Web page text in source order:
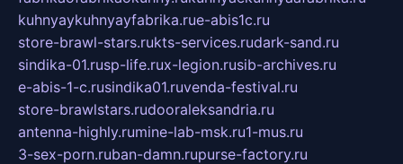
kuhnyaykuhnyayfabrika.rue-abis1c.ru
store-brawl-stars.rukts-services.rudark-sand.ru
sindika-01.rusp-life.rux-legion.rusib-archives.ru
e-abis-1-c.rusindika01.ruvenda-festival.ru
store-brawlstars.rudooraleksandria.ru
antenna-highly.rumine-lab-msk.ru1-mus.ru
3-sex-porn.ruban-damn.rupurse-factory.ru